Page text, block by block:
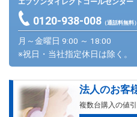
0120-938-008（通話料無料）
月～金曜日 9:00 ～ 18:00
※祝日・当社指定休日は除く。
法人のお客
複数台購入の値